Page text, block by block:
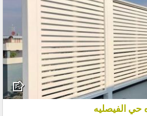
حي الفيصليه